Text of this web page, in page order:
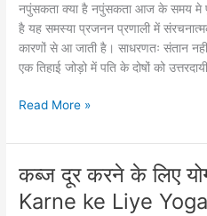
है
कुछ
संकेत
|
Baccho
Rog
Jane
नपुंसकता क्या है नपुंसकता आज के समय मे
है यह समस्या प्रजनन प्रणाली में
कारणों से आ जाती है। साधरणतः संतान
एक तिहाई जोड़ो में पति के दोषों को
नपुंसकता
मुख्य
कारण
और
Read More »
कब्ज दूर करने के लिए
Karne ke Liye